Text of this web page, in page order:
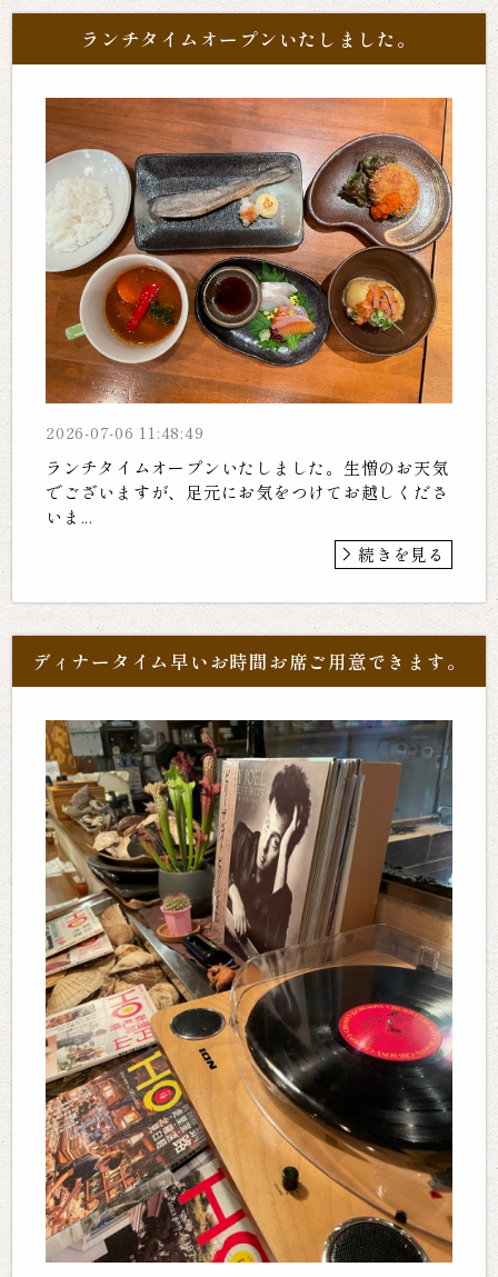
ランチタイムオープンいたしました。
2026-07-06 11:48:49
ランチタイムオープンいたしました。生憎のお天気
でございますが、足元にお気をつけてお越しくださ
いま...
続きを見る
ディナータイム早いお時間お席ご用意できます。